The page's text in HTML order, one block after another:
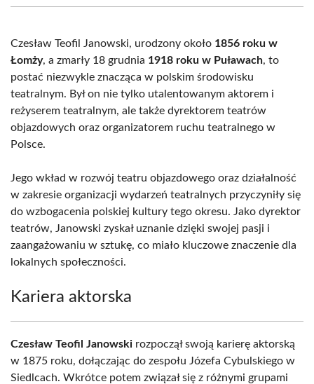
(Twitter)
Czesław Teofil Janowski, urodzony około 1856 roku w
Łomży, a zmarły 18 grudnia 1918 roku w Puławach, to
postać niezwykle znacząca w polskim środowisku
teatralnym. Był on nie tylko utalentowanym aktorem i
reżyserem teatralnym, ale także dyrektorem teatrów
objazdowych oraz organizatorem ruchu teatralnego w
Polsce.
Jego wkład w rozwój teatru objazdowego oraz działalność
w zakresie organizacji wydarzeń teatralnych przyczyniły się
do wzbogacenia polskiej kultury tego okresu. Jako dyrektor
teatrów, Janowski zyskał uznanie dzięki swojej pasji i
zaangażowaniu w sztukę, co miało kluczowe znaczenie dla
lokalnych społeczności.
Kariera aktorska
Czesław Teofil Janowski rozpoczął swoją karierę aktorską
w 1875 roku, dołączając do zespołu Józefa Cybulskiego w
Siedlcach. Wkrótce potem związał się z różnymi grupami